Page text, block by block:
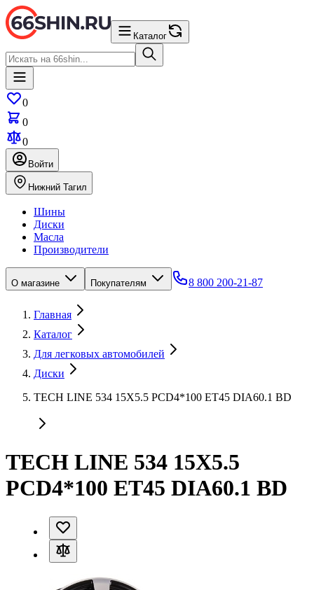
Каталог
0
0
0
Войти
Нижний Тагил
Шины
Диски
Масла
Производители
О магазине Покупателям 8 800 200-21-87
Главная
Каталог
Для легковых автомобилей
Диски
TECH LINE 534 15X5.5 PCD4*100 ET45 DIA60.1 BD
TECH LINE 534 15X5.5
PCD4*100 ET45 DIA60.1 BD